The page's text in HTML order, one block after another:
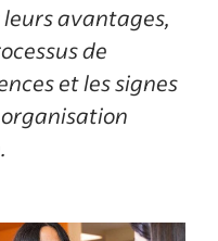
avantages,
de
et les signes